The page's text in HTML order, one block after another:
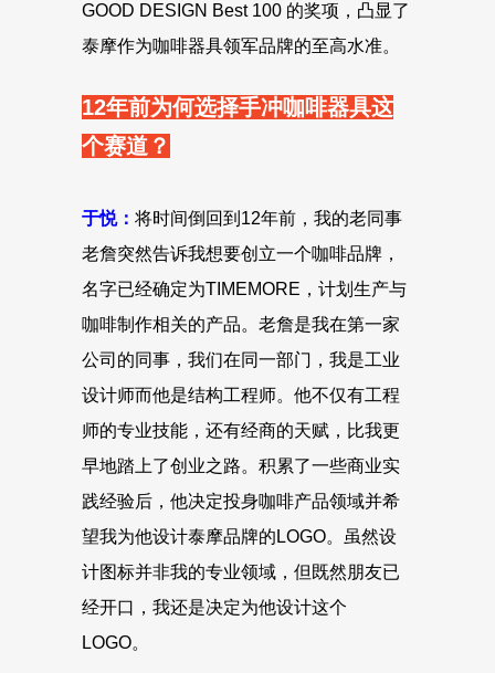
GOOD DESIGN Best 100 的奖项，凸显了
泰摩作为咖啡器具领军品牌的至高水准。
12年前为何选择手冲咖啡器具这
个赛道？
于悦： 将时间倒回到12年前，我的老同事
老詹突然告诉我想要创立一个咖啡品牌，
名字已经确定为TIMEMORE，计划生产与
咖啡制作相关的产品。老詹是我在第一家
公司的同事，我们在同一部门，我是工业
设计师而他是结构工程师。他不仅有工程
师的专业技能，还有经商的天赋，比我更
早地踏上了创业之路。积累了一些商业实
践经验后，他决定投身咖啡产品领域并希
望我为他设计泰摩品牌的LOGO。虽然设
计图标并非我的专业领域，但既然朋友已
经开口，我还是决定为他设计这个
LOGO。